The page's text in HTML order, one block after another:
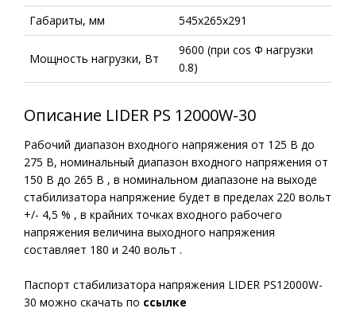
Габариты, мм
545х265х291
Мощность нагрузки, Вт
9600 (при cos Ф нагрузки
0.8)
Описание LIDER PS 12000W-30
Рабочий диапазон входного напряжения от 125 В до
275 В, номинальный диапазон входного напряжения от
150 В до 265 В , в номинальном диапазоне на выходе
стабилизатора напряжение будет в пределах 220 вольт
+/- 4,5 % , в крайних точках входного рабочего
напряжения величина выходного напряжения
составляет 180 и 240 вольт .
Паспорт стабилизатора напряжения LIDER PS12000W-
30 можно скачать по ссылке